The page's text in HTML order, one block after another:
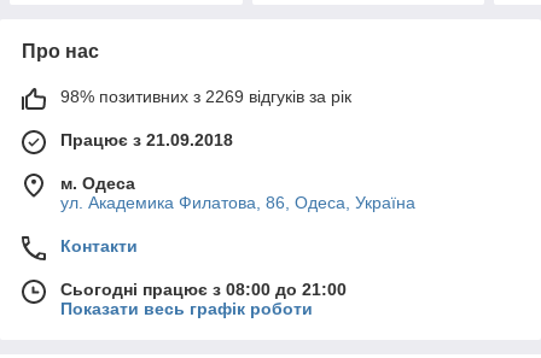
Про нас
98% позитивних з 2269 відгуків за рік
Працює з 21.09.2018
м. Одеса
ул. Академика Филатова, 86, Одеса, Україна
Контакти
Сьогодні працює з 08:00 до 21:00
Показати весь графік роботи